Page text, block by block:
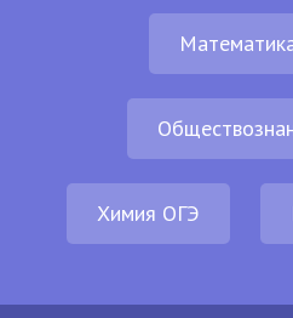
Химия ОГЭ